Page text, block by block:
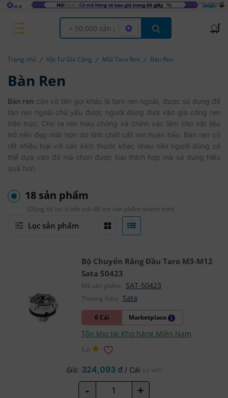
Offcanvas Menu Open
Trang chủ Vật Tư Gia Công Mũi Taro Ren Bàn Ren
Bàn Ren
Bàn ren còn có tên gọi khác là taro ren ngoài, được sử dụng để
tạo ren ngoài chủ yếu được người dùng đưa vào gia công ren
trên trục. Cho ra ren mau chóng và chính xác làm cho vật liệu
trở nên đẹp mắt hơn do tính chất cắt ren hoàn hảo. Bàn ren có
rất nhiều loại với các kích thước khác nhau nên người dùng có
thể dựa vào đó mà chọn được loại thích hợp mà sử dụng hiệu
quả hơn.
18 sản phẩm
(Dùng bộ lọc ở bên trái để tìm sản phẩm nhanh hơn)
Lọc sản phẩm
Bộ Chuyển Răng Đầu Taro M3-M12
Sata 50423
Mã sản phẩm: SAT-50423
Thương hiệu: Sata
6 Cái Marketplace
Tồn kho tại Kho hàng Miền Nam
5.0
Giá: 324,093 đ / Cái (có VAT)
- +